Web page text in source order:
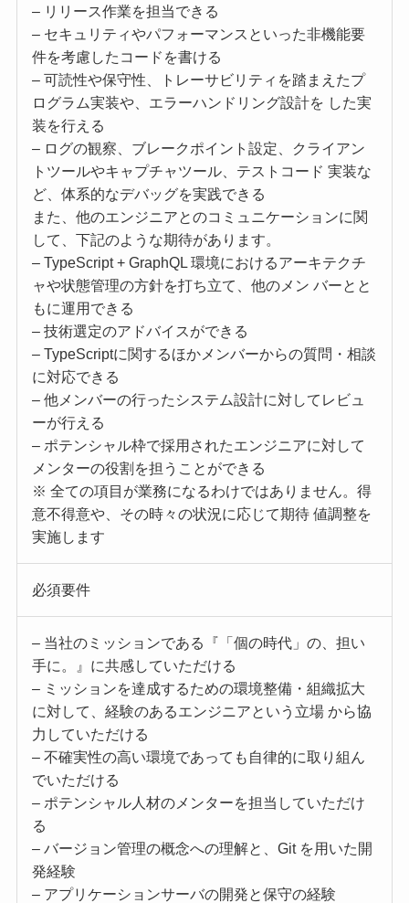
– リリース作業を担当できる
– セキュリティやパフォーマンスといった非機能要
件を考慮したコードを書ける
– 可読性や保守性、トレーサビリティを踏まえたプ
ログラム実装や、エラーハンドリング設計を した実
装を行える
– ログの観察、ブレークポイント設定、クライアン
トツールやキャプチャツール、テストコード 実装な
ど、体系的なデバッグを実践できる
また、他のエンジニアとのコミュニケーションに関
して、下記のような期待があります。
– TypeScript + GraphQL 環境におけるアーキテクチ
ャや状態管理の方針を打ち立て、他のメン バーとと
もに運用できる
– 技術選定のアドバイスができる
– TypeScriptに関するほかメンバーからの質問・相談
に対応できる
– 他メンバーの行ったシステム設計に対してレビュ
ーが行える
– ポテンシャル枠で採用されたエンジニアに対して
メンターの役割を担うことができる
※ 全ての項目が業務になるわけではありません。得
意不得意や、その時々の状況に応じて期待 値調整を
実施します
必須要件
– 当社のミッションである『「個の時代」の、担い
手に。』に共感していただける
– ミッションを達成するための環境整備・組織拡大
に対して、経験のあるエンジニアという立場 から協
力していただける
– 不確実性の高い環境であっても自律的に取り組ん
でいただける
– ポテンシャル人材のメンターを担当していただけ
る
– バージョン管理の概念への理解と、Git を用いた開
発経験
– アプリケーションサーバの開発と保守の経験